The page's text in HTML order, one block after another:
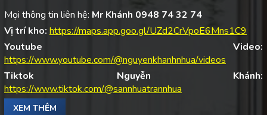
Mọi thông tin liên hệ: Mr Khánh 0948 74 32 74
Vị trí kho: https://maps.app.goo.gl/UZd2CrVpoE6Mns1C9
Youtube Video:
https://www.youtube.com/@nguyenkhanhnhua/videos
Tiktok Nguyễn Khánh:
https://www.tiktok.com/@sannhuatrannhua
XEM THÊM